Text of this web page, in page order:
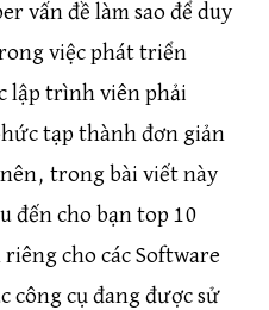
vấn đề làm sao để duy
việc phát triển
lập trình viên phải
tạp thành đơn giản
trong bài viết này
đến cho bạn top 10
cho các Software
công cụ đang được sử